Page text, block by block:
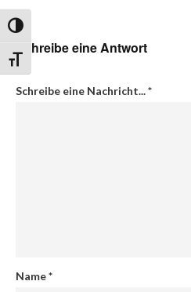
Umschalten auf hohe Kontraste
Schrift vergrößern
Schreibe eine Antwort
Schreibe eine Nachricht...*
Name*